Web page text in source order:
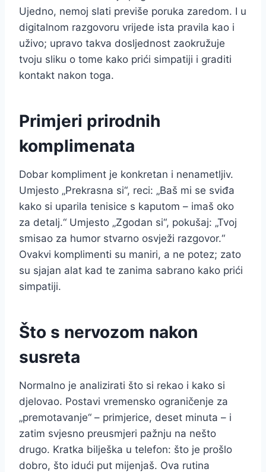
Ujedno, nemoj slati previše poruka zaredom. I u
digitalnom razgovoru vrijede ista pravila kao i
uživo; upravo takva dosljednost zaokružuje
tvoju sliku o tome kako prići simpatiji i graditi
kontakt nakon toga.
Primjeri prirodnih
komplimenata
Dobar kompliment je konkretan i nenametljiv.
Umjesto „Prekrasna si“, reci: „Baš mi se sviđa
kako si uparila tenisice s kaputom – imaš oko
za detalj.“ Umjesto „Zgodan si“, pokušaj: „Tvoj
smisao za humor stvarno osvježi razgovor.“
Ovakvi komplimenti su maniri, a ne potez; zato
su sjajan alat kad te zanima sabrano kako prići
simpatiji.
Što s nervozom nakon
susreta
Normalno je analizirati što si rekao i kako si
djelovao. Postavi vremensko ograničenje za
„premotavanje“ – primjerice, deset minuta – i
zatim svjesno preusmjeri pažnju na nešto
drugo. Kratka bilješka u telefon: što je prošlo
dobro, što idući put mijenjaš. Ova rutina